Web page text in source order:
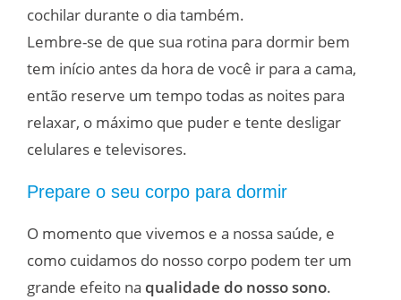
cochilar durante o dia também.
Lembre-se de que sua rotina para dormir bem
tem início antes da hora de você ir para a cama,
então reserve um tempo todas as noites para
relaxar, o máximo que puder e tente desligar
celulares e televisores.
Prepare o seu corpo para dormir
O momento que vivemos e a nossa saúde, e
como cuidamos do nosso corpo podem ter um
grande efeito na qualidade do nosso sono.